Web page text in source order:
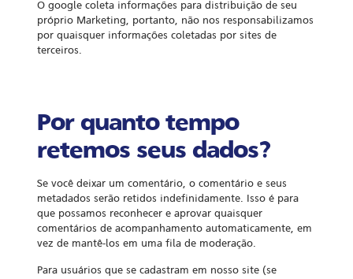
O google coleta informações para distribuição de seu
próprio Marketing, portanto, não nos responsabilizamos
por quaisquer informações coletadas por sites de
terceiros.
Por quanto tempo
retemos seus dados?
Se você deixar um comentário, o comentário e seus
metadados serão retidos indefinidamente. Isso é para
que possamos reconhecer e aprovar quaisquer
comentários de acompanhamento automaticamente, em
vez de mantê-los em uma fila de moderação.
Para usuários que se cadastram em nosso site (se